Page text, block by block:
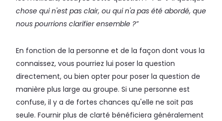
chose qui n'est pas clair, ou qui n'a pas été abordé, que
nous pourrions clarifier ensemble ?”
En fonction de la personne et de la façon dont vous la
connaissez, vous pourriez lui poser la question
directement, ou bien opter pour poser la question de
manière plus large au groupe. Si une personne est
confuse, il y a de fortes chances qu'elle ne soit pas
seule. Fournir plus de clarté bénéficiera généralement